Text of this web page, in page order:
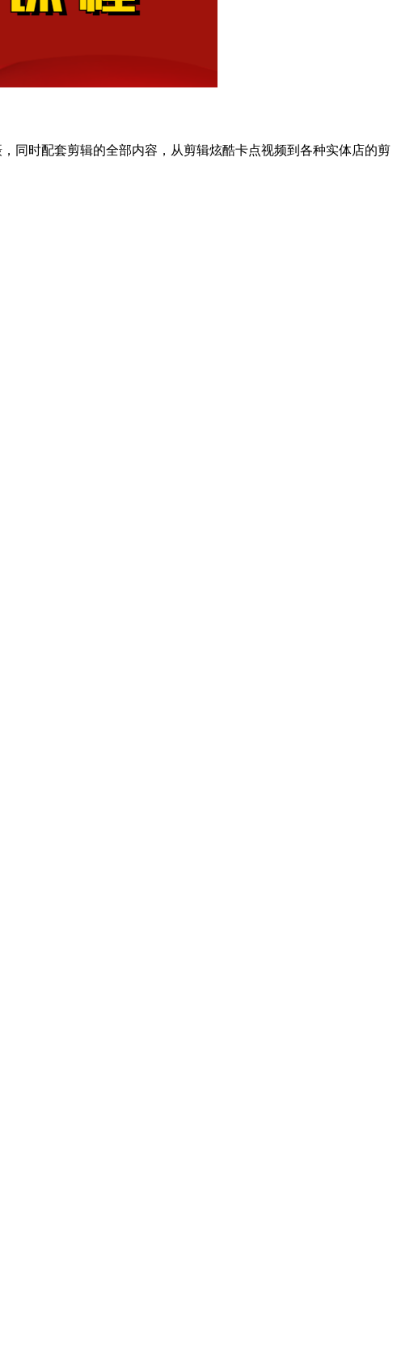
同时配套剪辑的全部内容，从剪辑炫酷卡点视频到各种实体店的剪